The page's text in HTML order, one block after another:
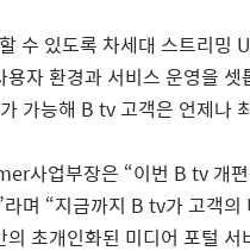
수 있도록 차세대 스트리밍
용자 환경과 서비스 운영을
가능해 B tv고객은 언제나
사업부장은 “이번 B tv 개
며 “지금까지 B tv가 고객의
의 초개인화된 미디어 포털